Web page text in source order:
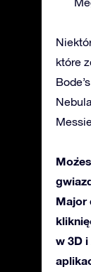
które
Major
w 3D i